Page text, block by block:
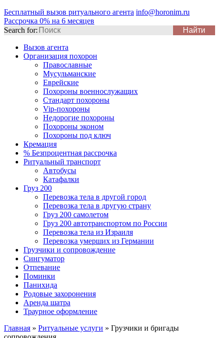
Бесплатный вызов ритуального агента info@horonim.ru
Рассрочка 0% на 6 месяцев
Search for:
Вызов агента
Организация похорон
Православные
Мусульманские
Еврейские
Похороны военнослужащих
Стандарт похороны
Vip-похороны
Недорогие похороны
Похороны эконом
Похороны под ключ
Кремация
% Безпроцентная рассрочка
Ритуальный транспорт
Автобусы
Катафалки
Груз 200
Перевозка тела в другой город
Перевозка тела в другую страну
Груз 200 самолетом
Груз 200 автотранспортом по России
Перевозка тела из Израиля
Перевозка умерших из Германии
Грузчики и сопровождение
Сингуматор
Отпевание
Поминки
Панихида
Родовые захоронения
Аренда шатра
Траурное оформление
Главная » Ритуальные услуги » Грузчики и бригады